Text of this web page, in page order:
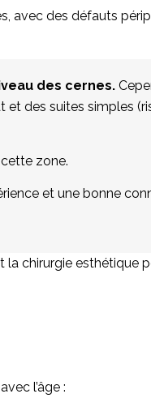
avec des défauts
des cernes.
des suites simples
zone.
et une bonne
la chirurgie esthétique
l’âge :